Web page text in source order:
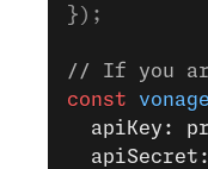
});
// If you
const vonage
apiKey: